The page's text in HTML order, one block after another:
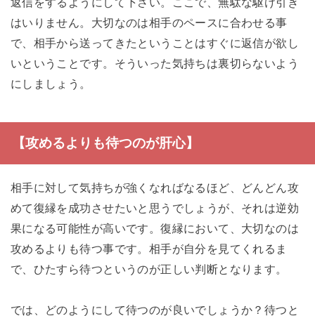
はいりません。大切なのは相手のペースに合わせる事
で、相手から送ってきたということはすぐに返信が欲し
いということです。そういった気持ちは裏切らないよう
にしましょう。
【攻めるよりも待つのが肝心】
相手に対して気持ちが強くなればなるほど、どんどん攻
めて復縁を成功させたいと思うでしょうが、それは逆効
果になる可能性が高いです。復縁において、大切なのは
攻めるよりも待つ事です。相手が自分を見てくれるま
で、ひたすら待つというのが正しい判断となります。
では、どのようにして待つのが良いでしょうか？待つと